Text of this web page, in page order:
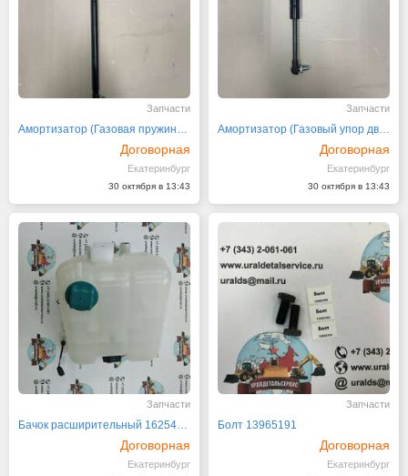
Запчасти
Амортизатор (Газовая пружина капота) 15622522
Договорная
Екатеринбург
30 октября в 13:43
Запчасти
Амортизатор (Газовый упор двери) 11200552
Договорная
Екатеринбург
30 октября в 13:43
Запчасти
Бачок расширительный 16254455
Договорная
Екатеринбург
Запчасти
Болт 13965191
Договорная
Екатеринбург